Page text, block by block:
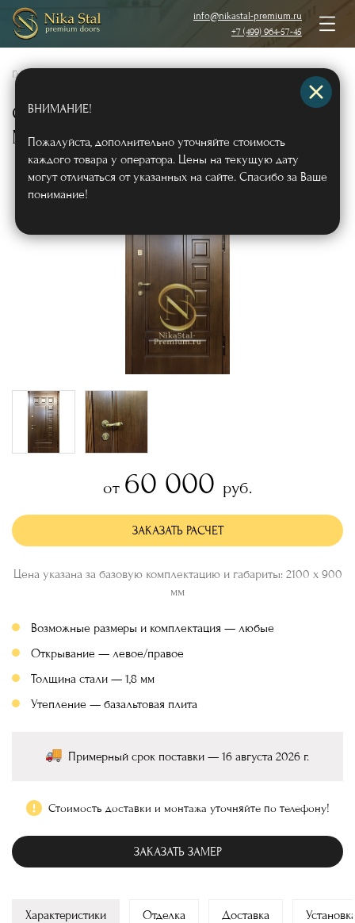
info@nikastal-premium.ru
+7 (499) 964-57-45
Главная Двери с отделкой МДФ
Стальная шумоизоляционная дверь с
МДФ шпонАрт524
от 60 000 руб.
ЗАКАЗАТЬ РАСЧЕТ
Цена указана за базовую комплектацию и габариты: 2100 х 900
мм
Возможные размеры и комплектация — любые
Открывание — левое/правое
Толщина стали — 1,8 мм
Утепление — базальтовая плита
Примерный срок поставки — 16 августа 2026 г.
Стоимость доставки и монтажа уточняйте по телефону!
ЗАКАЗАТЬ ЗАМЕР
Характеристики Отделка Доставка
ВНИМАНИЕ!
Пожалуйста, дополнительно уточняйте стоимость
каждого товара у оператора. Цены на текущую дату
могут отличаться от указанных на сайте. Спасибо за Ваше
понимание!